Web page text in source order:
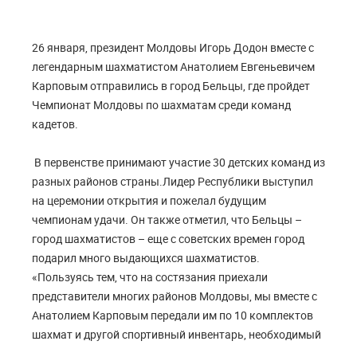
26 января, президент Молдовы Игорь Додон вместе с
легендарным шахматистом Анатолием Евгеньевичем
Карповым отправились в город Бельцы, где пройдет
Чемпионат Молдовы по шахматам среди команд
кадетов.
В первенстве принимают участие 30 детских команд из
разных районов страны.Лидер Республики выступил
на церемонии открытия и пожелал будущим
чемпионам удачи. Он также отметил, что Бельцы –
город шахматистов – еще с советских времен город
подарил много выдающихся шахматистов.
«Пользуясь тем, что на состязания приехали
представители многих районов Молдовы, мы вместе с
Анатолием Карповым передали им по 10 комплектов
шахмат и другой спортивный инвентарь, необходимый